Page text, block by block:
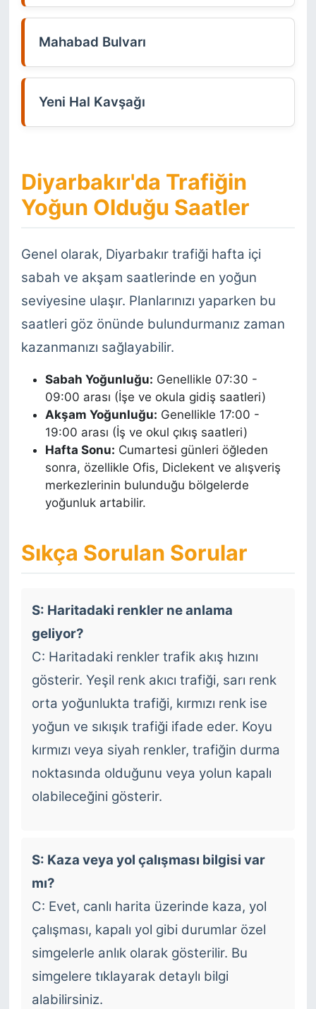
Mahabad Bulvarı
Yeni Hal Kavşağı
Diyarbakır'da Trafiğin
Yoğun Olduğu Saatler
Genel olarak, Diyarbakır trafiği hafta içi
sabah ve akşam saatlerinde en yoğun
seviyesine ulaşır. Planlarınızı yaparken bu
saatleri göz önünde bulundurmanız zaman
kazanmanızı sağlayabilir.
Sabah Yoğunluğu: Genellikle 07:30 -
09:00 arası (İşe ve okula gidiş saatleri)
Akşam Yoğunluğu: Genellikle 17:00 -
19:00 arası (İş ve okul çıkış saatleri)
Hafta Sonu: Cumartesi günleri öğleden
sonra, özellikle Ofis, Diclekent ve alışveriş
merkezlerinin bulunduğu bölgelerde
yoğunluk artabilir.
Sıkça Sorulan Sorular
S: Haritadaki renkler ne anlama
geliyor?
C: Haritadaki renkler trafik akış hızını
gösterir. Yeşil renk akıcı trafiği, sarı renk
orta yoğunlukta trafiği, kırmızı renk ise
yoğun ve sıkışık trafiği ifade eder. Koyu
kırmızı veya siyah renkler, trafiğin durma
noktasında olduğunu veya yolun kapalı
olabileceğini gösterir.
S: Kaza veya yol çalışması bilgisi var
mı?
C: Evet, canlı harita üzerinde kaza, yol
çalışması, kapalı yol gibi durumlar özel
simgelerle anlık olarak gösterilir. Bu
simgelere tıklayarak detaylı bilgi
alabilirsiniz.